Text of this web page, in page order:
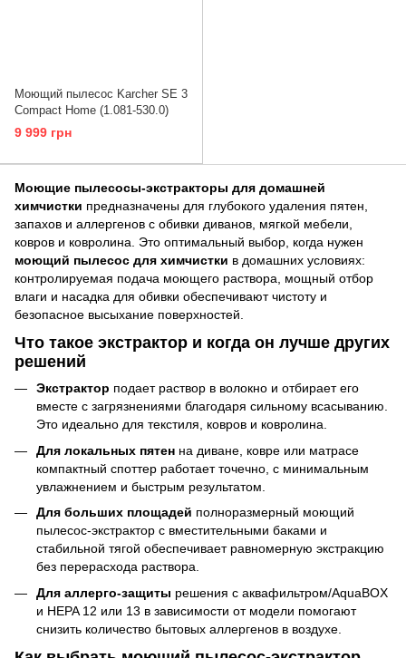
Моющий пылесос Karcher SE 3
Compact Home (1.081-530.0)
9 999 грн
Моющие пылесосы-экстракторы для домашней
химчистки предназначены для глубокого удаления пятен,
запахов и аллергенов с обивки диванов, мягкой мебели,
ковров и ковролина. Это оптимальный выбор, когда нужен
моющий пылесос для химчистки в домашних условиях:
контролируемая подача моющего раствора, мощный отбор
влаги и насадка для обивки обеспечивают чистоту и
безопасное высыхание поверхностей.
Что такое экстрактор и когда он лучше других
решений
Экстрактор подает раствор в волокно и отбирает его
вместе с загрязнениями благодаря сильному всасыванию.
Это идеально для текстиля, ковров и ковролина.
Для локальных пятен на диване, ковре или матрасе
компактный споттер работает точечно, с минимальным
увлажнением и быстрым результатом.
Для больших площадей полноразмерный моющий
пылесос-экстрактор с вместительными баками и
стабильной тягой обеспечивает равномерную экстракцию
без перерасхода раствора.
Для аллерго-защиты решения с аквафильтром/AquaBOX
и HEPA 12 или 13 в зависимости от модели помогают
снизить количество бытовых аллергенов в воздухе.